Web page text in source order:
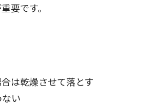
要です。
は乾燥させて落とす
い